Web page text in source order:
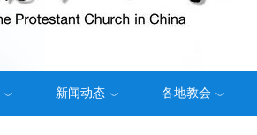
新闻动态 各地教会